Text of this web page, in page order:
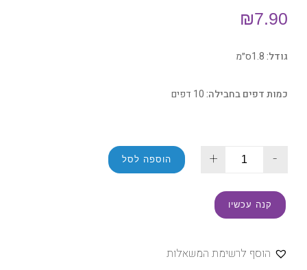
₪7.90
גודל:
כמות דפים בחבילה:
-
+ הוספה לסל
קנה עכשיו
הוסף לרשימת המשאלות